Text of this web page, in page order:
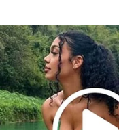
učvršćivanje veze.
– partner traži
Čvrsti temelji donose